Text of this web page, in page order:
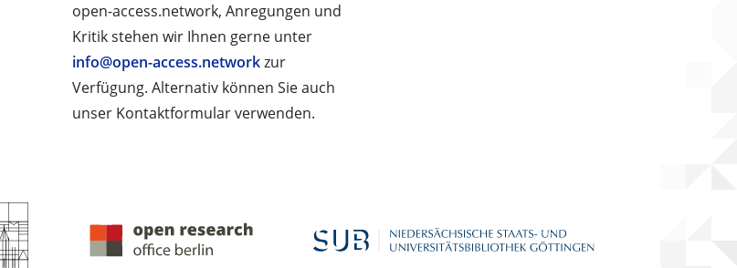
open-access.network, Anregungen und
Kritik stehen wir Ihnen gerne unter
info@open-access.networkzur
Verfügung. Alternativ können Sie auch
unser Kontaktformular verwenden.